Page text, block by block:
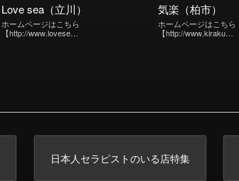
Love sea（立川）
ホームページはこちら
【http://www.lovese…
気楽（柏市）
ホームページはこちら
【http://www.kiraku…
日本人セラピストのいる店特集